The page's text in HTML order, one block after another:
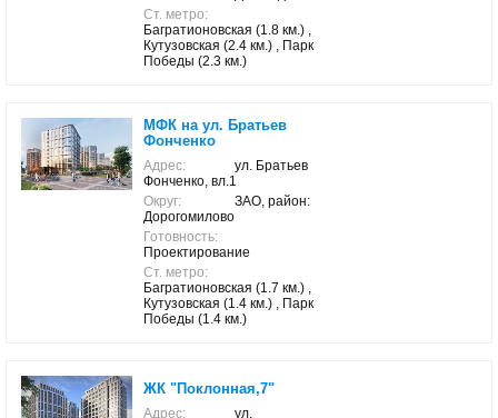
Ст. метро:
Багратионовская (1.8 км.) ,
Кутузовская (2.4 км.) , Парк
Победы (2.3 км.)
МФК на ул. Братьев
Фонченко
Адрес:
ул. Братьев
Фонченко, вл.1
Округ:
ЗАО, район:
Дорогомилово
Готовность:
Проектирование
Ст. метро:
Багратионовская (1.7 км.) ,
Кутузовская (1.4 км.) , Парк
Победы (1.4 км.)
ЖК "Поклонная,7"
Адрес:
ул.